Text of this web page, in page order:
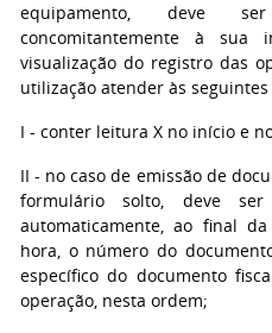
equipamento, deve
concomitantemente à sua
visualização do registro das
utilização atender às seguintes
I - conter leitura X no início e
II - no caso de emissão de
formulário solto, deve ser
automaticamente, ao final
hora, o número do
específico do documento
operação, nesta ordem;